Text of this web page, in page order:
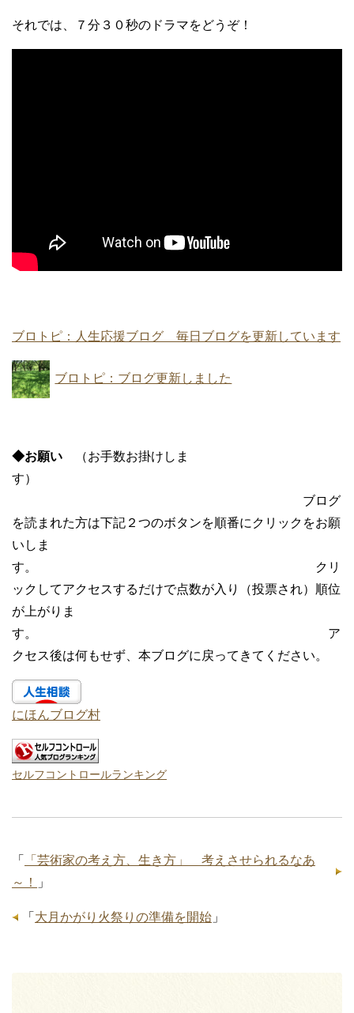
それでは、７分３０秒のドラマをどうぞ！
ブロトピ：人生応援ブログ 毎日ブログを更新しています
ブロトピ：ブログ更新しました
◆お願い （お手数お掛けしま
す）
ブログ
を読まれた方は下記２つのボタンを順番にクリックをお願
いしま
す。 クリ
ックしてアクセスするだけで点数が入り（投票され）順位
が上がりま
す。 ア
クセス後は何もせず、本ブログに戻ってきてください。
にほんブログ村
セルフコントロールランキング
「
「芸術家の考え方、生き方」 考えさせられるなあ
～！
」
「 大月かがり火祭りの準備を開始 」